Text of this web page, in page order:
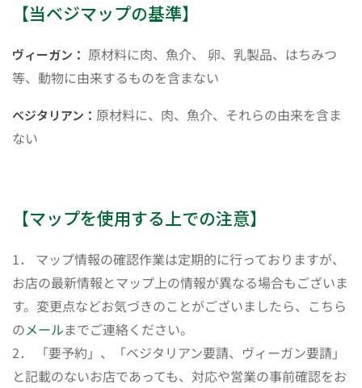
【当ベジマップの基準】
ヴィーガン： 原材料に肉、魚介、 卵、乳製品、はちみつ
等、動物に由来するものを含まない
ベジタリアン： 原材料に、肉、魚介、それらの由来を含ま
ない
【マップを使用する上での注意】
1． マップ情報の確認作業は定期的に行っておりますが、
お店の最新情報とマップ上の情報が異なる場合もございま
す。変更点などお気づきのことがございましたら、こちら
のメールまでご連絡ください。
2． 「要予約」、「ベジタリアン要請、ヴィーガン要請」
と記載のないお店であっても、対応や営業の事前確認をお